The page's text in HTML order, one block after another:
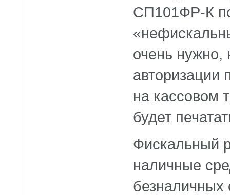
СП101ФР-К
очень нужно,
авторизации
на кассовом
будет
Фискальный
наличные
безналичных